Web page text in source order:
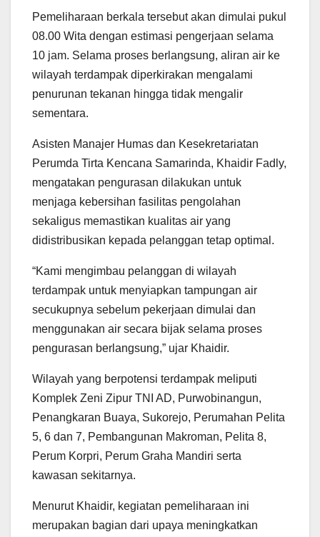
Pemeliharaan berkala tersebut akan dimulai pukul
08.00 Wita dengan estimasi pengerjaan selama
10 jam. Selama proses berlangsung, aliran air ke
wilayah terdampak diperkirakan mengalami
penurunan tekanan hingga tidak mengalir
sementara.
Asisten Manajer Humas dan Kesekretariatan
Perumda Tirta Kencana Samarinda, Khaidir Fadly,
mengatakan pengurasan dilakukan untuk
menjaga kebersihan fasilitas pengolahan
sekaligus memastikan kualitas air yang
didistribusikan kepada pelanggan tetap optimal.
“Kami mengimbau pelanggan di wilayah
terdampak untuk menyiapkan tampungan air
secukupnya sebelum pekerjaan dimulai dan
menggunakan air secara bijak selama proses
pengurasan berlangsung,” ujar Khaidir.
Wilayah yang berpotensi terdampak meliputi
Komplek Zeni Zipur TNI AD, Purwobinangun,
Penangkaran Buaya, Sukorejo, Perumahan Pelita
5, 6 dan 7, Pembangunan Makroman, Pelita 8,
Perum Korpri, Perum Graha Mandiri serta
kawasan sekitarnya.
Menurut Khaidir, kegiatan pemeliharaan ini
merupakan bagian dari upaya meningkatkan